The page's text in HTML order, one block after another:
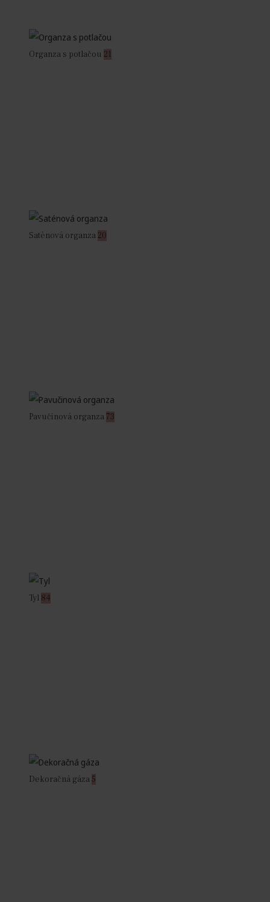
Organza s potlačou 21
Saténová organza 20
Pavučinová organza 73
Tyl 84
Dekoračná gáza 5